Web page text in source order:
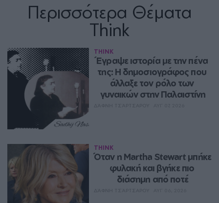
Περισσότερα Θέματα
Think
THINK
Έγραψε ιστορία με την πένα
της: Η δημοσιογράφος που
άλλαξε τον ρόλο των
γυναικών στην Παλαιστίνη
THINK
Όταν η Martha Stewart μπήκε
φυλακή και βγήκε πιο
διάσημη από ποτέ